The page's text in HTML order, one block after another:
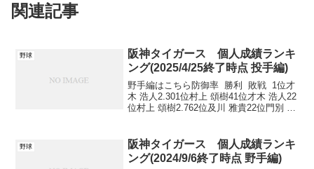
関連記事
野球
阪神タイガース 個人成績ランキ
ング(2025/4/25終了時点 投手編)
野手編はこちら防御率 勝利 敗戦 1位才
木 浩人2.301位村上 頌樹41位才木 浩人22
位村上 頌樹2.762位及川 雅貴22位門別 啓
野球
阪神タイガース 個人成績ランキ
ング(2024/9/6終了時点 野手編)